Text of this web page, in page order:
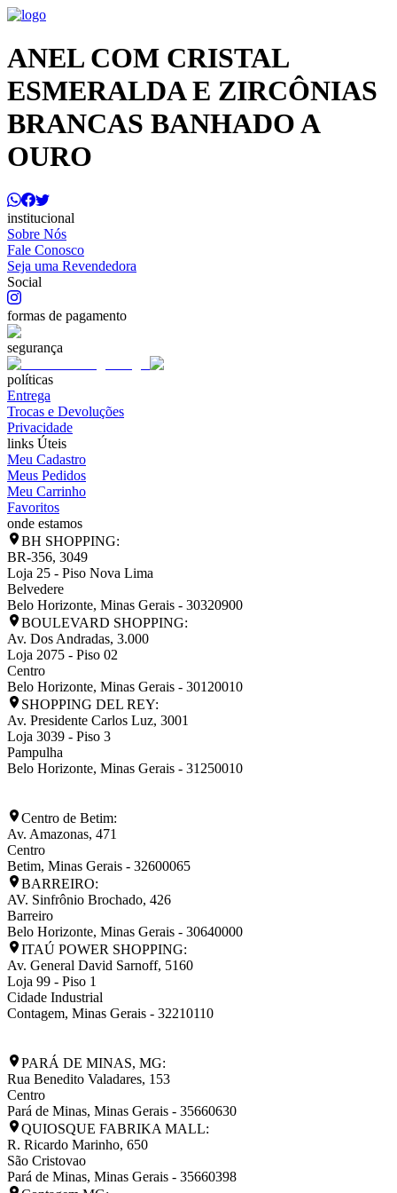
ANEL COM CRISTAL
ESMERALDA E ZIRCÔNIAS
BRANCAS BANHADO A
OURO
institucional
Sobre Nós
Fale Conosco
Seja uma Revendedora
Social
formas de pagamento
segurança
políticas
Entrega
Trocas e Devoluções
Privacidade
links Úteis
Meu Cadastro
Meus Pedidos
Meu Carrinho
Favoritos
onde estamos
BH SHOPPING:
BR-356, 3049
Loja 25 - Piso Nova Lima
Belvedere
Belo Horizonte, Minas Gerais - 30320900
BOULEVARD SHOPPING:
Av. Dos Andradas, 3.000
Loja 2075 - Piso 02
Centro
Belo Horizonte, Minas Gerais - 30120010
SHOPPING DEL REY:
Av. Presidente Carlos Luz, 3001
Loja 3039 - Piso 3
Pampulha
Belo Horizonte, Minas Gerais - 31250010
Centro de Betim:
Av. Amazonas, 471
Centro
Betim, Minas Gerais - 32600065
BARREIRO:
AV. Sinfrônio Brochado, 426
Barreiro
Belo Horizonte, Minas Gerais - 30640000
ITAÚ POWER SHOPPING:
Av. General David Sarnoff, 5160
Loja 99 - Piso 1
Cidade Industrial
Contagem, Minas Gerais - 32210110
PARÁ DE MINAS, MG:
Rua Benedito Valadares, 153
Centro
Pará de Minas, Minas Gerais - 35660630
QUIOSQUE FABRIKA MALL:
R. Ricardo Marinho, 650
São Cristovao
Pará de Minas, Minas Gerais - 35660398